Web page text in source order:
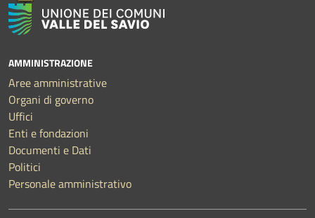
AMMINISTRAZIONE
Aree amministrative
Organi di governo
Uffici
Enti e fondazioni
Documenti e Dati
Politici
Personale amministrativo